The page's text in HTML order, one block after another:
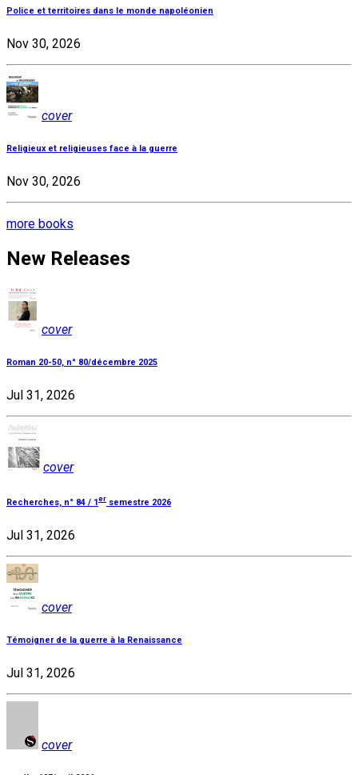
Police et territoires dans le monde napoléonien
Nov 30, 2026
cover
Religieux et religieuses face à la guerre
Nov 30, 2026
more books
New Releases
cover
Roman 20-50, n° 80/décembre 2025
Jul 31, 2026
cover
Recherches, n° 84 / 1er semestre 2026
Jul 31, 2026
cover
Témoigner de la guerre à la Renaissance
Jul 31, 2026
cover